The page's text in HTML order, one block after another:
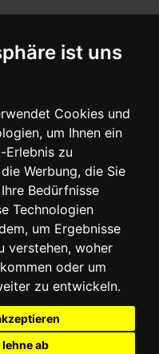
Ihr
Die
ist uns
Cookies und
um Ihnen ein
Erlebnis zu
Werbung, die Sie
Bedürfnisse
Technologien
um Ergebnisse
verstehen, woher
oder um
zu entwickeln.
lehne ab
104
|AGB|Kontakt
|Hinweispflicht zur